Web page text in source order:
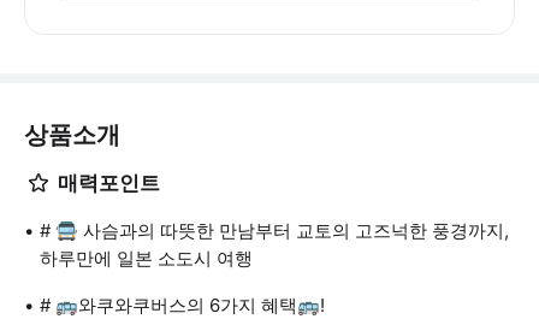
상품소개
매력포인트
# 🚍 사슴과의 따뜻한 만남부터 교토의 고즈넉한 풍경까지,
하루만에 일본 소도시 여행
# 🚌와쿠와쿠버스의 6가지 혜택🚌!